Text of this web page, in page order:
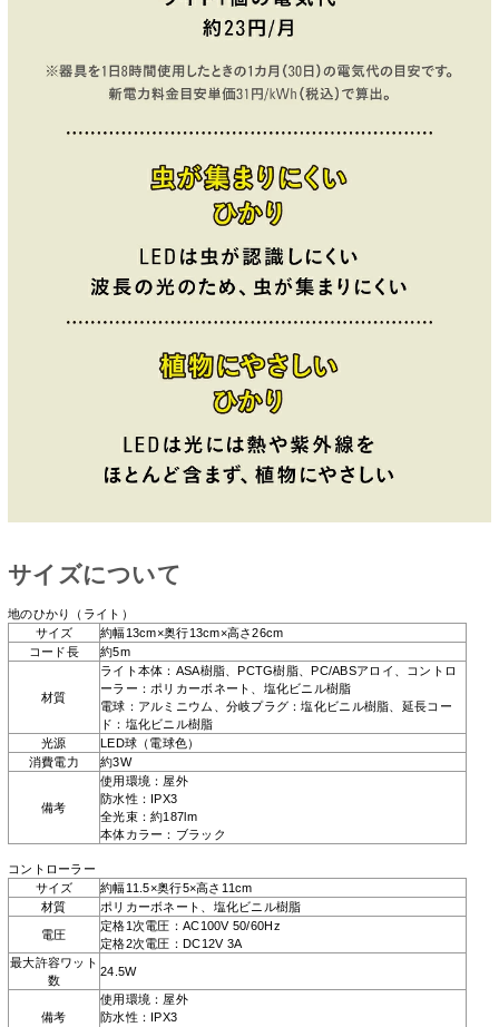
サイズについて
地のひかり（ライト）
サイズ
約幅13cm×奥行13cm×高さ26cm
コード長
約5m
材質
ライト本体：ASA樹脂、PCTG樹脂、PC/ABSアロイ、コントロ
ーラー：ポリカーボネート、塩化ビニル樹脂
電球：アルミニウム、分岐プラグ：塩化ビニル樹脂、延長コー
ド：塩化ビニル樹脂
光源
LED球（電球色）
消費電力
約3W
備考
使用環境：屋外
防水性：IPX3
全光束：約187lm
本体カラー：ブラック
コントローラー
サイズ
約幅11.5×奥行5×高さ11cm
材質
ポリカーボネート、塩化ビニル樹脂
電圧
定格1次電圧：AC100V 50/60Hz
定格2次電圧：DC12V 3A
最大許容ワット
数
24.5W
備考
使用環境：屋外
防水性：IPX3